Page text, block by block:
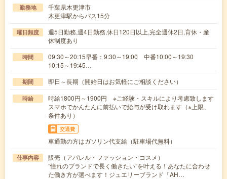
勤務地
千葉県木更津市
木更津駅からバス15分
曜日頻度
週5日勤務,週4日勤務,休日120日以上,完全週休2日,育休・産
休制度あり
時間
09:30～20:15早番：9:30～19:00 中番10:00～19:30
10:15～19:45…
期間 即日～長期（開始日はお気軽にご相談ください）
時給
時給1800円～1900円 ※ご経験・スキルにより考慮致します
スマホでかんたんに前払いで給与が受け取れます（※上限、
条件あり）
交通費
車通勤の方はガソリン代支給（駐車場代無料）
仕事内容
販売（アパレル・ファッション・コスメ）
”憧れのブランドで長く働きたい”を叶える！あなたに合わせ
た働き方が選べます！ジュエリーブランド「AH…